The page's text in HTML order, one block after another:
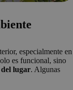
especialmente en
es funcional, sino
lugar. Algunas